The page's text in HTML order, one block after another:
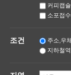
커피캡
소포접
조건
주소,우
지하철